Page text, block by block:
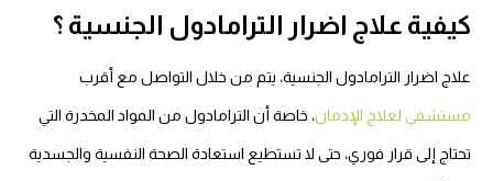
كيفية علاج اضرار الترامادول الجنسية ؟
علاج اضرار الترامادول الجنسية، يتم من خلال التواصل مع أقرب
مستشفي لعلاج الإدمان، خاصة أن الترامادول من المواد المخدرة التي
تحتاج إلى قرار فوري، حتى لا تستطيع استعادة الصحة النفسية والجسدية